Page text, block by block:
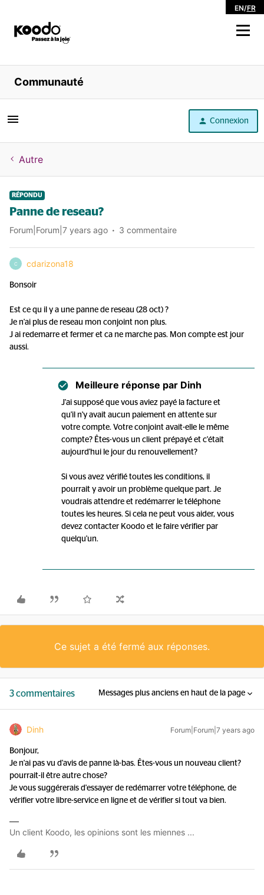
EN/FR
Magasiner
Libre service
Aide
Communauté
Connexion
Autre
RÉPONDU
Panne de reseau?
Forum|Forum|7 years ago 3 commentaire
C cdarizona18
Bonsoir
Est ce qu il y a une panne de reseau (28 oct) ?
Je n'ai plus de reseau mon conjoint non plus.
J ai redemarre et fermer et ca ne marche pas. Mon compte est jour
aussi.
Meilleure réponse par Dinh
J'ai supposé que vous aviez payé la facture et
qu'il n'y avait aucun paiement en attente sur
votre compte. Votre conjoint avait-elle le même
compte? Êtes-vous un client prépayé et c'était
aujourd'hui le jour du renouvellement?
Si vous avez vérifié toutes les conditions, il
pourrait y avoir un problème quelque part. Je
voudrais attendre et redémarrer le téléphone
toutes les heures. Si cela ne peut vous aider, vous
devez contacter Koodo et le faire vérifier par
quelqu'un.
Ce sujet a été fermé aux réponses.
3 commentaires Messages plus anciens en haut de la page
Dinh Forum|Forum|7 years ago
Bonjour,
Je n'ai pas vu d'avis de panne là-bas. Êtes-vous un nouveau client?
pourrait-il être autre chose?
Je vous suggérerais d'essayer de redémarrer votre téléphone, de
vérifier votre libre-service en ligne et de vérifier si tout va bien.
Un client Koodo, les opinions sont les miennes ...